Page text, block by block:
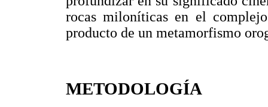
rocas miloníticas en el
producto de un metamorfismo
METODOLOGÍA